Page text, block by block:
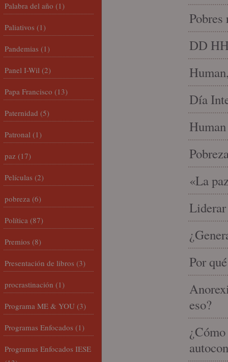
DD
Día
«La
Liderar
Por
eso?
Palabra del año (1)
Paliativos (1)
Pandemias (1)
Panel I-Wil (2)
Papa Francisco (13)
Paternidad (5)
Patronal (1)
paz (17)
Películas (2)
pobreza (6)
Política (87)
Premios (8)
Presentación de libros (3)
procrastinación (1)
Programa ME & YOU (3)
Programas Enfocados (1)
Programas Enfocados IESE